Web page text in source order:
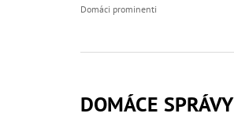
Domáci prominenti
DOMÁCE SPRÁVY